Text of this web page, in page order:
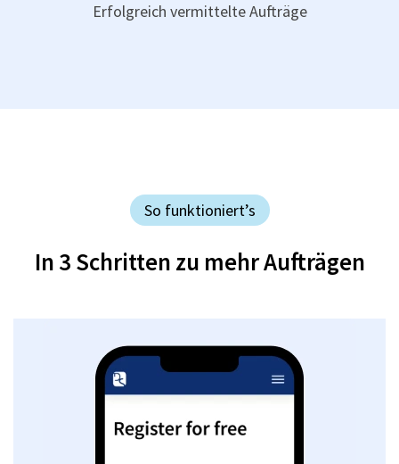
Erfolgreich vermittelte Aufträge
So funktioniert’s
In 3 Schritten zu mehr Aufträgen